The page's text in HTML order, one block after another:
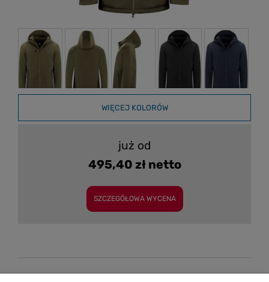
WIĘCEJ KOLORÓW
już od
495,40 zł netto
SZCZEGÓŁOWA WYCENA